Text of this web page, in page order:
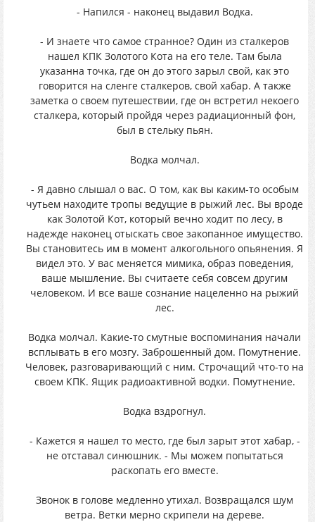
- Напился - наконец выдавил Водка.
- И знаете что самое странное? Один из сталкеров
нашел КПК Золотого Кота на его теле. Там была
указанна точка, где он до этого зарыл свой, как это
говорится на сленге сталкеров, свой хабар. А также
заметка о своем путешествии, где он встретил некоего
сталкера, который пройдя через радиационный фон,
был в стельку пьян.
Водка молчал.
- Я давно слышал о вас. О том, как вы каким-то особым
чутьем находите тропы ведущие в рыжий лес. Вы вроде
как Золотой Кот, который вечно ходит по лесу, в
надежде наконец отыскать свое закопанное имущество.
Вы становитесь им в момент алкогольного опьянения. Я
видел это. У вас меняется мимика, образ поведения,
ваше мышление. Вы считаете себя совсем другим
человеком. И все ваше сознание нацеленно на рыжий
лес.
Водка молчал. Какие-то смутные воспоминания начали
всплывать в его мозгу. Заброшенный дом. Помутнение.
Человек, разговаривающий с ним. Строчащий что-то на
своем КПК. Ящик радиоактивной водки. Помутнение.
Водка вздрогнул.
- Кажется я нашел то место, где был зарыт этот хабар, -
не отставал синюшник. - Мы можем попытаться
раскопать его вместе.
Звонок в голове медленно утихал. Возвращался шум
ветра. Ветки мерно скрипели на дереве.